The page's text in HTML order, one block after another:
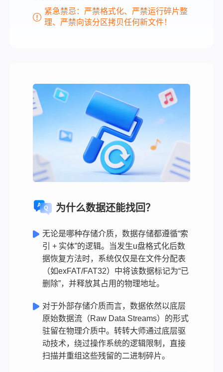
紧急禁忌：严禁格式化、严禁运行碎片整
理、严禁向该分区拷贝任何新文件！
为什么数据还能找回？
无论是哪种存储介质，数据存储都遵循“索
引 + 实体”的逻辑。当发生u盘格式化后数
据恢复方法时，系统仅仅是在文件分配表
（如exFAT/FAT32）中将该数据标记为“已
删除”，并释放其占用的物理地址。
对于外部存储介质而言，数据依然以底层
原始数据流（Raw Data Streams）的形式
驻留在物理介质中。转转大师通过底层驱
动技术，绕过操作系统的逻辑限制，直接
扫描并重组这些残留的二进制碎片。